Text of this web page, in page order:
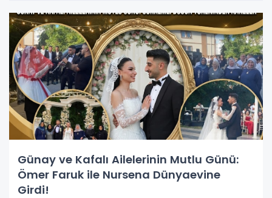
Günay ve Kafalı Ailelerinin Mutlu Günü:
Ömer Faruk ile Nursena Dünyaevine
Girdi!